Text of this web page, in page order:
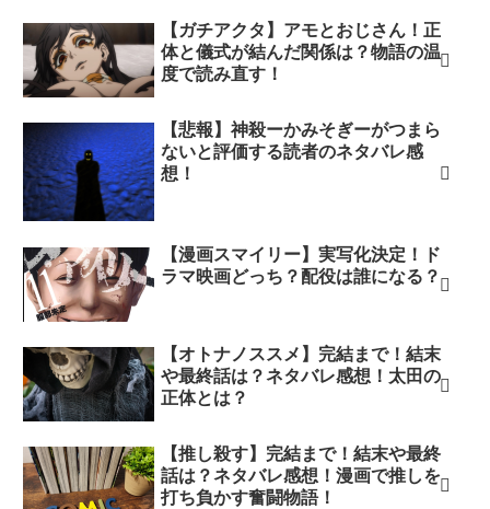
【ガチアクタ】アモとおじさん！正
体と儀式が結んだ関係は？物語の温
度で読み直す！
【悲報】神殺ーかみそぎーがつまら
ないと評価する読者のネタバレ感
想！
【漫画スマイリー】実写化決定！ド
ラマ映画どっち？配役は誰になる？
【オトナノススメ】完結まで！結末
や最終話は？ネタバレ感想！太田の
正体とは？
【推し殺す】完結まで！結末や最終
話は？ネタバレ感想！漫画で推しを
打ち負かす奮闘物語！